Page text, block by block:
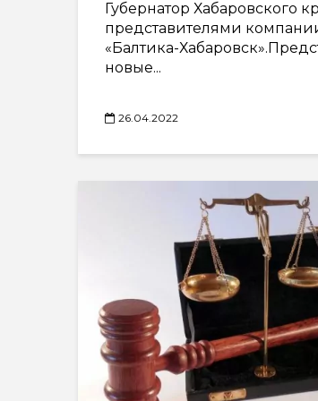
Губернатор Хабаровского
представителями
«Балтика-
новые...
26.04.2022